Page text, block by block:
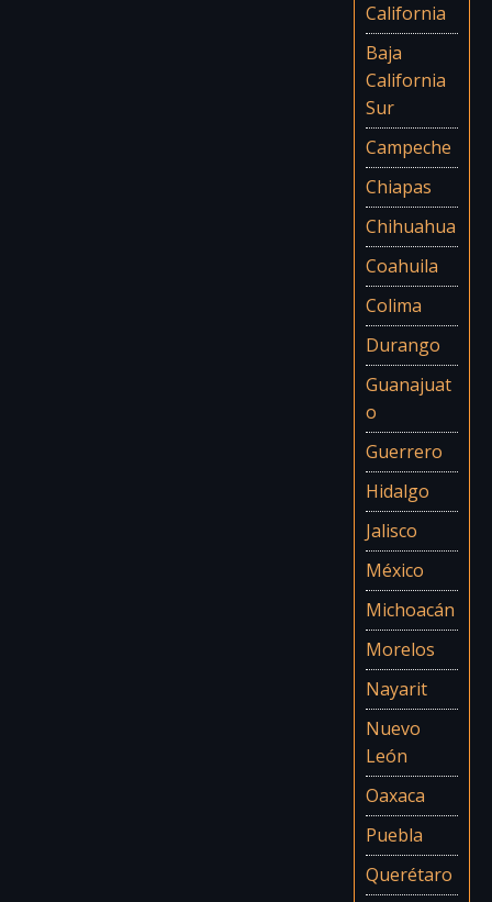
California
Baja
California
Sur
Campeche
Chiapas
Chihuahua
Coahuila
Colima
Durango
Guanajuat
o
Guerrero
Hidalgo
Jalisco
México
Michoacán
Morelos
Nayarit
Nuevo
León
Oaxaca
Puebla
Querétaro